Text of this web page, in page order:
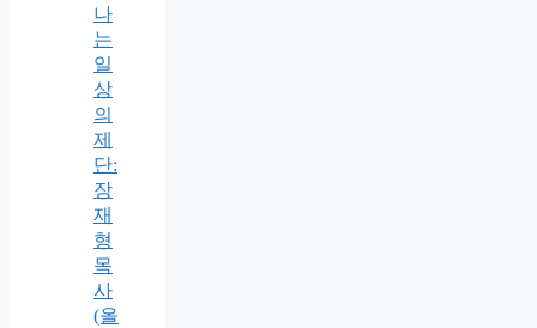
나
는
일
상
의
제
단:
장
재
형
목
사
(올